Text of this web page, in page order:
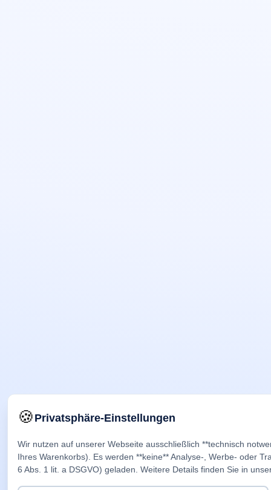
🍪Privatsphäre-Einstellungen
Wir nutzen auf unserer Webseite ausschließlich **technisch
Ihres Warenkorbs). Es werden **keine** Analyse-, Werbe- oder
6 Abs. 1 lit. a DSGVO) geladen. Weitere Details finden Sie in